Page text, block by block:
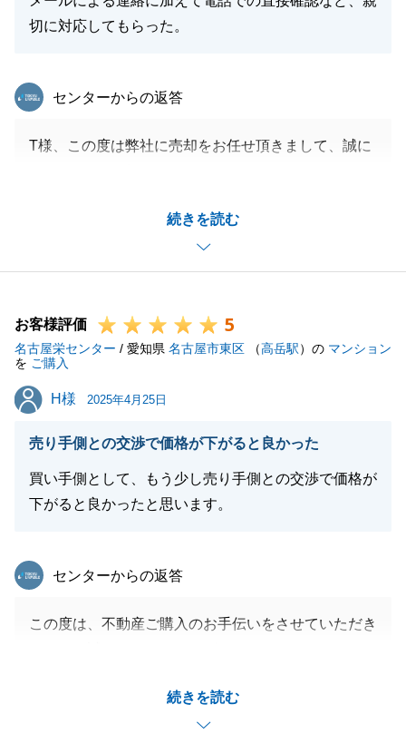
切に対応してもらった。
続きを読む
東急リバブル
センターからの返答
T様、この度は弊社に売却をお任せ頂きまして、誠に
たからだと感じてます。
改めて、御礼申し上げます。
今後何か不動産のことでお困りのことがございました
今後とも宜しくお願い申し上げます。
お客様評価 5
名古屋栄センター / 愛知県 名古屋市東区 （高岳駅）の マンション
を ご購入
H様
H様 2025年4月25日
売り手側との交渉で価格が下がると良かった
買い手側として、もう少し売り手側との交渉で価格が
下がると良かったと思います。
続きを読む
東急リバブル
センターからの返答
この度は、不動産ご購入のお手伝いをさせていただき
中々ないご物件でもございますので、需要と供給のバ
ランスから考えても良い御買物ではないかと思いま